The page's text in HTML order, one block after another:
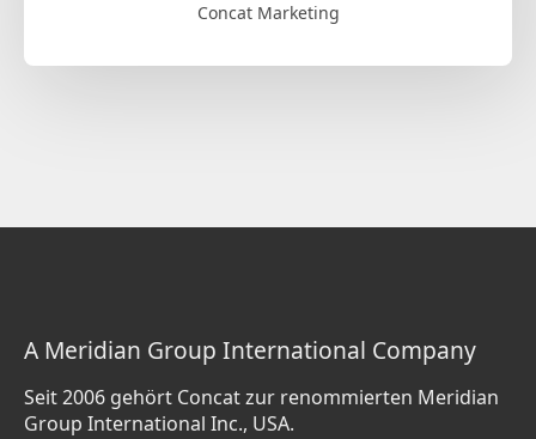
Concat Marketing
A Meridian Group International Company
Seit 2006 gehört Concat zur renommierten Meridian
Group International Inc., USA.